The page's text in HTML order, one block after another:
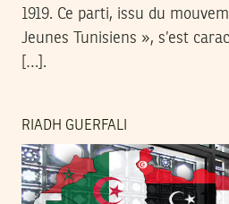
1919. Ce parti, issu du
Jeunes Tunisiens », s’est
[…].
RIADH GUERFALI